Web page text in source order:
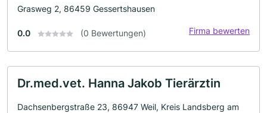
Grasweg 2, 86459 Gessertshausen
0.0 (0 Bewertungen) Firma bewerten
Dr.med.vet. Hanna Jakob Tierärztin
Dachsenbergstraße 23, 86947 Weil, Kreis Landsberg am